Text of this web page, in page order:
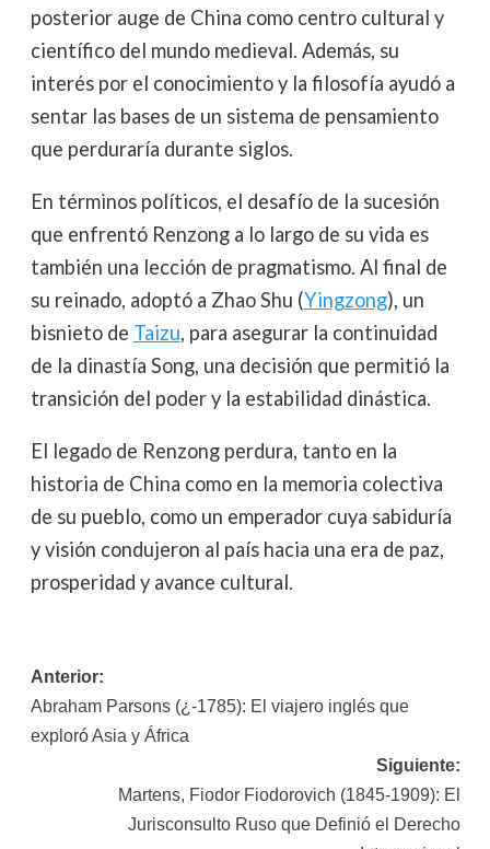
posterior auge de China como centro cultural y
científico del mundo medieval. Además, su
interés por el conocimiento y la filosofía ayudó a
sentar las bases de un sistema de pensamiento
que perduraría durante siglos.
En términos políticos, el desafío de la sucesión
que enfrentó Renzong a lo largo de su vida es
también una lección de pragmatismo. Al final de
su reinado, adoptó a Zhao Shu (Yingzong), un
bisnieto de Taizu, para asegurar la continuidad
de la dinastía Song, una decisión que permitió la
transición del poder y la estabilidad dinástica.
El legado de Renzong perdura, tanto en la
historia de China como en la memoria colectiva
de su pueblo, como un emperador cuya sabiduría
y visión condujeron al país hacia una era de paz,
prosperidad y avance cultural.
Navegación
de
entradas
Anterior:
Abraham Parsons (¿-1785): El viajero inglés que
exploró Asia y África
Siguiente:
Martens, Fiodor Fiodorovich (1845-1909): El
Jurisconsulto Ruso que Definió el Derecho